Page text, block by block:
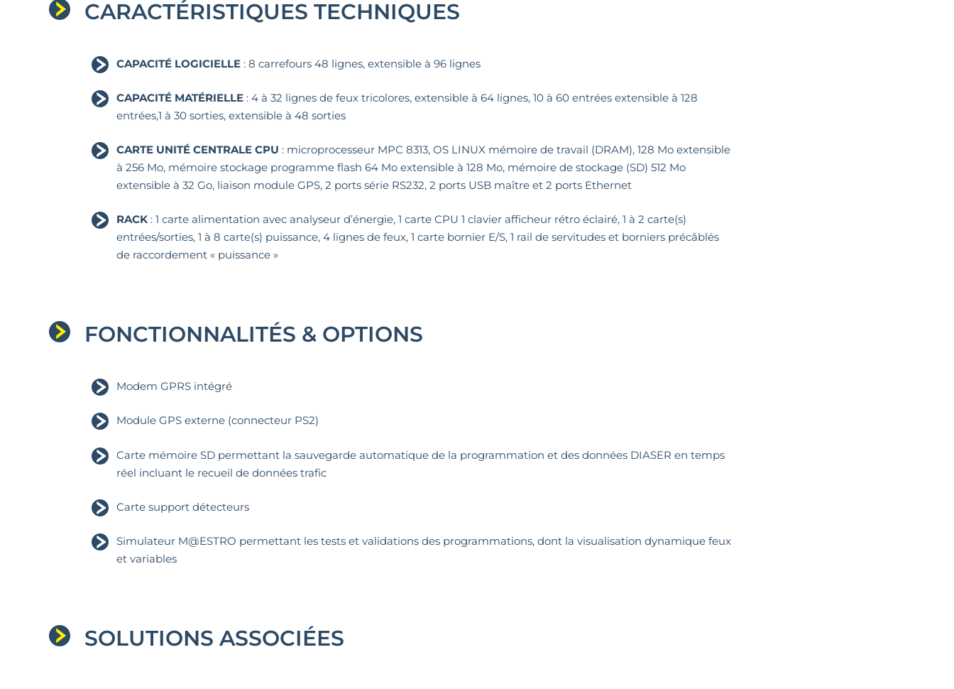
CARACTÉRISTIQUES TECHNIQUES
CAPACITÉ LOGICIELLE : 8 carrefours 48 lignes, extensible à 96 lignes
CAPACITÉ MATÉRIELLE : 4 à 32 lignes de feux tricolores, extensible à 64 lignes, 10 à 60 entrées extensible à 128
entrées,1 à 30 sorties, extensible à 48 sorties
CARTE UNITÉ CENTRALE CPU : microprocesseur MPC 8313, OS LINUX mémoire de travail (DRAM), 128 Mo extensible
à 256 Mo, mémoire stockage programme flash 64 Mo extensible à 128 Mo, mémoire de stockage (SD) 512 Mo
extensible à 32 Go, liaison module GPS, 2 ports série RS232, 2 ports USB maître et 2 ports Ethernet
RACK : 1 carte alimentation avec analyseur d’énergie, 1 carte CPU 1 clavier afficheur rétro éclairé, 1 à 2 carte(s)
entrées/sorties, 1 à 8 carte(s) puissance, 4 lignes de feux, 1 carte bornier E/S, 1 rail de servitudes et borniers précâblés
de raccordement « puissance »
FONCTIONNALITÉS & OPTIONS
Modem GPRS intégré
Module GPS externe (connecteur PS2)
Carte mémoire SD permettant la sauvegarde automatique de la programmation et des données DIASER en temps
réel incluant le recueil de données trafic
Carte support détecteurs
Simulateur M@ESTRO permettant les tests et validations des programmations, dont la visualisation dynamique feux
et variables
SOLUTIONS ASSOCIÉES